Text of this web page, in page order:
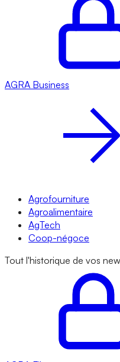
AGRA Business
Agrofourniture
Agroalimentaire
AgTech
Coop-négoce
Tout l'historique de vos